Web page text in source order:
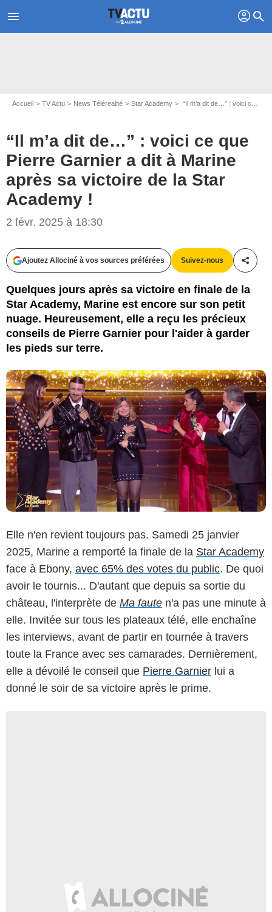
menu profil search
Accueil TV Actu News Télérealité Star Academy “Il m’a dit de…” : voici ce que Pierre Garnier a dit à Marine après sa victoire de la Star Academy !
“Il m’a dit de…” : voici ce que
Pierre Garnier a dit à Marine
après sa victoire de la Star
Academy !
2 févr. 2025 à 18:30
Ajoutez Allociné à vos sources préférées Suivez-nous
Quelques jours après sa victoire en finale de la
Star Academy, Marine est encore sur son petit
nuage. Heureusement, elle a reçu les précieux
conseils de Pierre Garnier pour l'aider à garder
les pieds sur terre.
Elle n'en revient toujours pas. Samedi 25 janvier
2025, Marine a remporté la finale de la Star Academy
face à Ebony, avec 65% des votes du public. De quoi
avoir le tournis... D'autant que depuis sa sortie du
château, l'interprète de Ma faute n'a pas une minute à
elle. Invitée sur tous les plateaux télé, elle enchaîne
les interviews, avant de partir en tournée à travers
toute la France avec ses camarades. Dernièrement,
elle a dévoilé le conseil que Pierre Garnier lui a
donné le soir de sa victoire après le prime.